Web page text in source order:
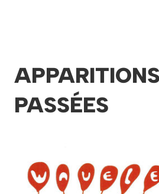
APPARITIONS
PASSÉES